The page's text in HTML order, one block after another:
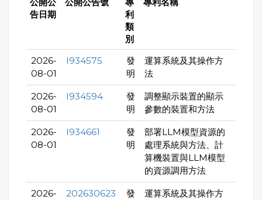
公開公
告日期
公開公告號
專
利
類
別
專利名稱
2026-
08-01
I934575
發
明
運算系統及其操作方
法
2026-
08-01
I934594
發
明
調整顯示裝置的顯示
參數的裝置和方法
2026-
08-01
I934661
發
明
部署LLM模型資源的
處理系統與方法、計
算機裝置與LLM模型
的資源調用方法
2026-
202630623
發
運算系統及其操作方